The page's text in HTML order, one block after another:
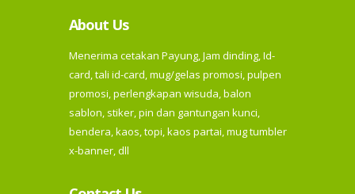
About Us
Menerima cetakan Payung, Jam dinding, Id-
card, tali id-card, mug/gelas promosi, pulpen
promosi, perlengkapan wisuda, balon
sablon, stiker, pin dan gantungan kunci,
bendera, kaos, topi, kaos partai, mug tumbler
x-banner, dll